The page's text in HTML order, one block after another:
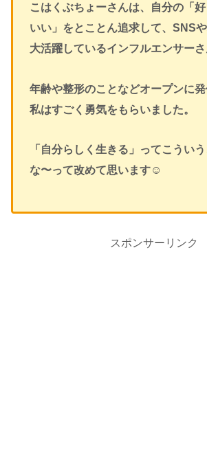
こはくぶちょーさんは、自分の「
いい」をとことん追求して、SNS
大活躍しているインフルエンサーさ
年齢や整形のことなどオープンに発
私はすごく勇気をもらいました。
「自分らしく生きる」ってこうい
な〜って改めて思います☺️
スポンサーリンク